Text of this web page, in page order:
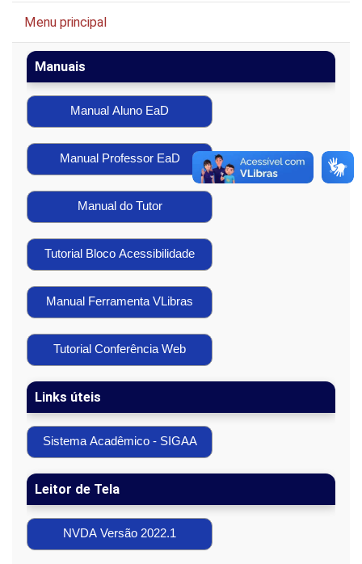
Menu principal
Manuais
Manual Aluno EaD
Manual Professor EaD
Manual do Tutor
Tutorial Bloco Acessibilidade
Manual Ferramenta VLibras
Tutorial Conferência Web
Links úteis
Sistema Acadêmico - SIGAA
Leitor de Tela
NVDA Versão 2022.1